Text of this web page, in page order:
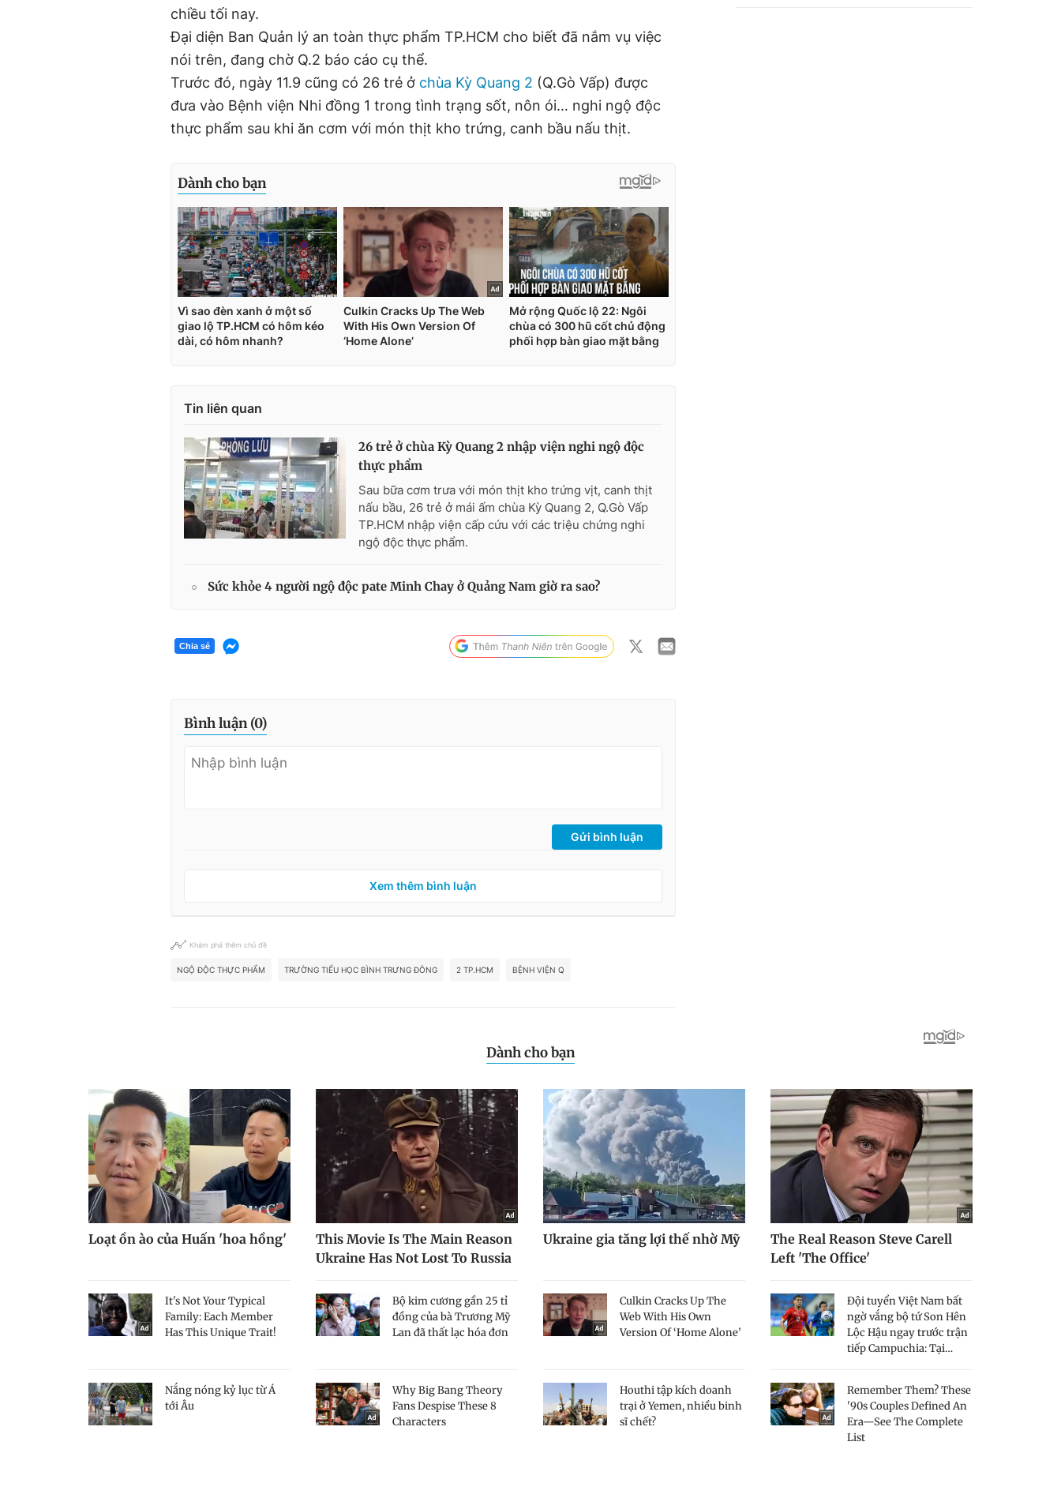
chiều tối nay.
Đại diện Ban Quản lý an toàn thực phẩm TP.HCM cho biết đã nắm vụ việc
nói trên, đang chờ Q.2 báo cáo cụ thể.
Trước đó, ngày 11.9 cũng có 26 trẻ ở chùa Kỳ Quang 2 (Q.Gò Vấp) được
đưa vào Bệnh viện Nhi đồng 1 trong tình trạng sốt, nôn ói… nghi ngộ độc
thực phẩm sau khi ăn cơm với món thịt kho trứng, canh bầu nấu thịt.
Tin liên quan
26 trẻ ở chùa Kỳ Quang 2 nhập viện nghi ngộ độc
thực phẩm
Sau bữa cơm trưa với món thịt kho trứng vịt, canh thịt
nấu bầu, 26 trẻ ở mái ấm chùa Kỳ Quang 2, Q.Gò Vấp
TP.HCM nhập viện cấp cứu với các triệu chứng nghi
ngộ độc thực phẩm.
Sức khỏe 4 người ngộ độc pate Minh Chay ở Quảng Nam giờ ra sao?
Chia sẻ
Bình luận (0)
Gửi bình luận
Xem thêm bình luận
Khám phá thêm chủ đề
NGỘ ĐỘC THỰC PHẨM TRƯỜNG TIỂU HỌC BÌNH TRƯNG ĐÔNG 2 TP.HCM BỆNH VIỆN Q